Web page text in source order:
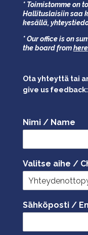
* Toimistomme on
Hallituslaisiin saa
kesällä,
* Our office is on
the board fromhere
Ota yhteyttä tai
give us feedback:
Nimi / Name
Valitse aihe /
Sähköposti /